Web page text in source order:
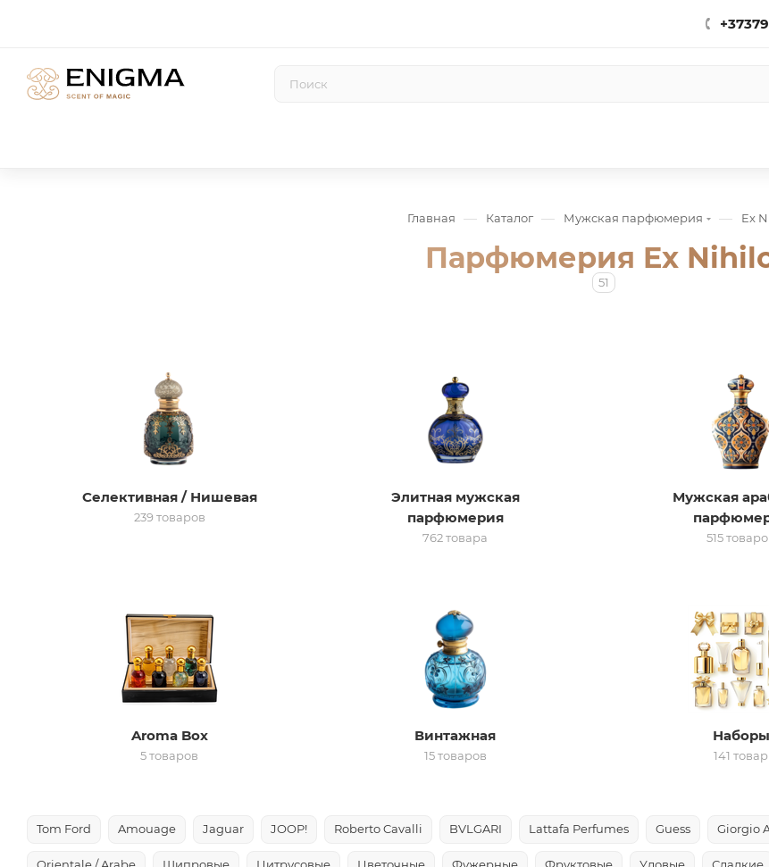
Главная — Каталог — Мужская парфюмерия — Ex
Парфюмерия Ex
51
Селективная / Нишевая
239 товаров
Элитная мужская
парфюмерия
762 товара
Мужская
515
Aroma Box
5 товаров
Винтажная
15 товаров
Наборы
141 товар
Tom Ford Amouage Jaguar JOOP! Roberto Cavalli BVLGARI Lattafa Perfumes Guess Giorgio